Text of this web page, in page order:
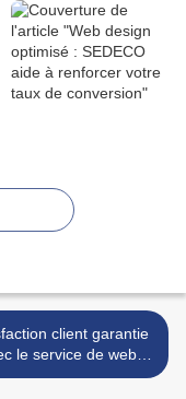
client garantie
le service de web
design de SEDECO >